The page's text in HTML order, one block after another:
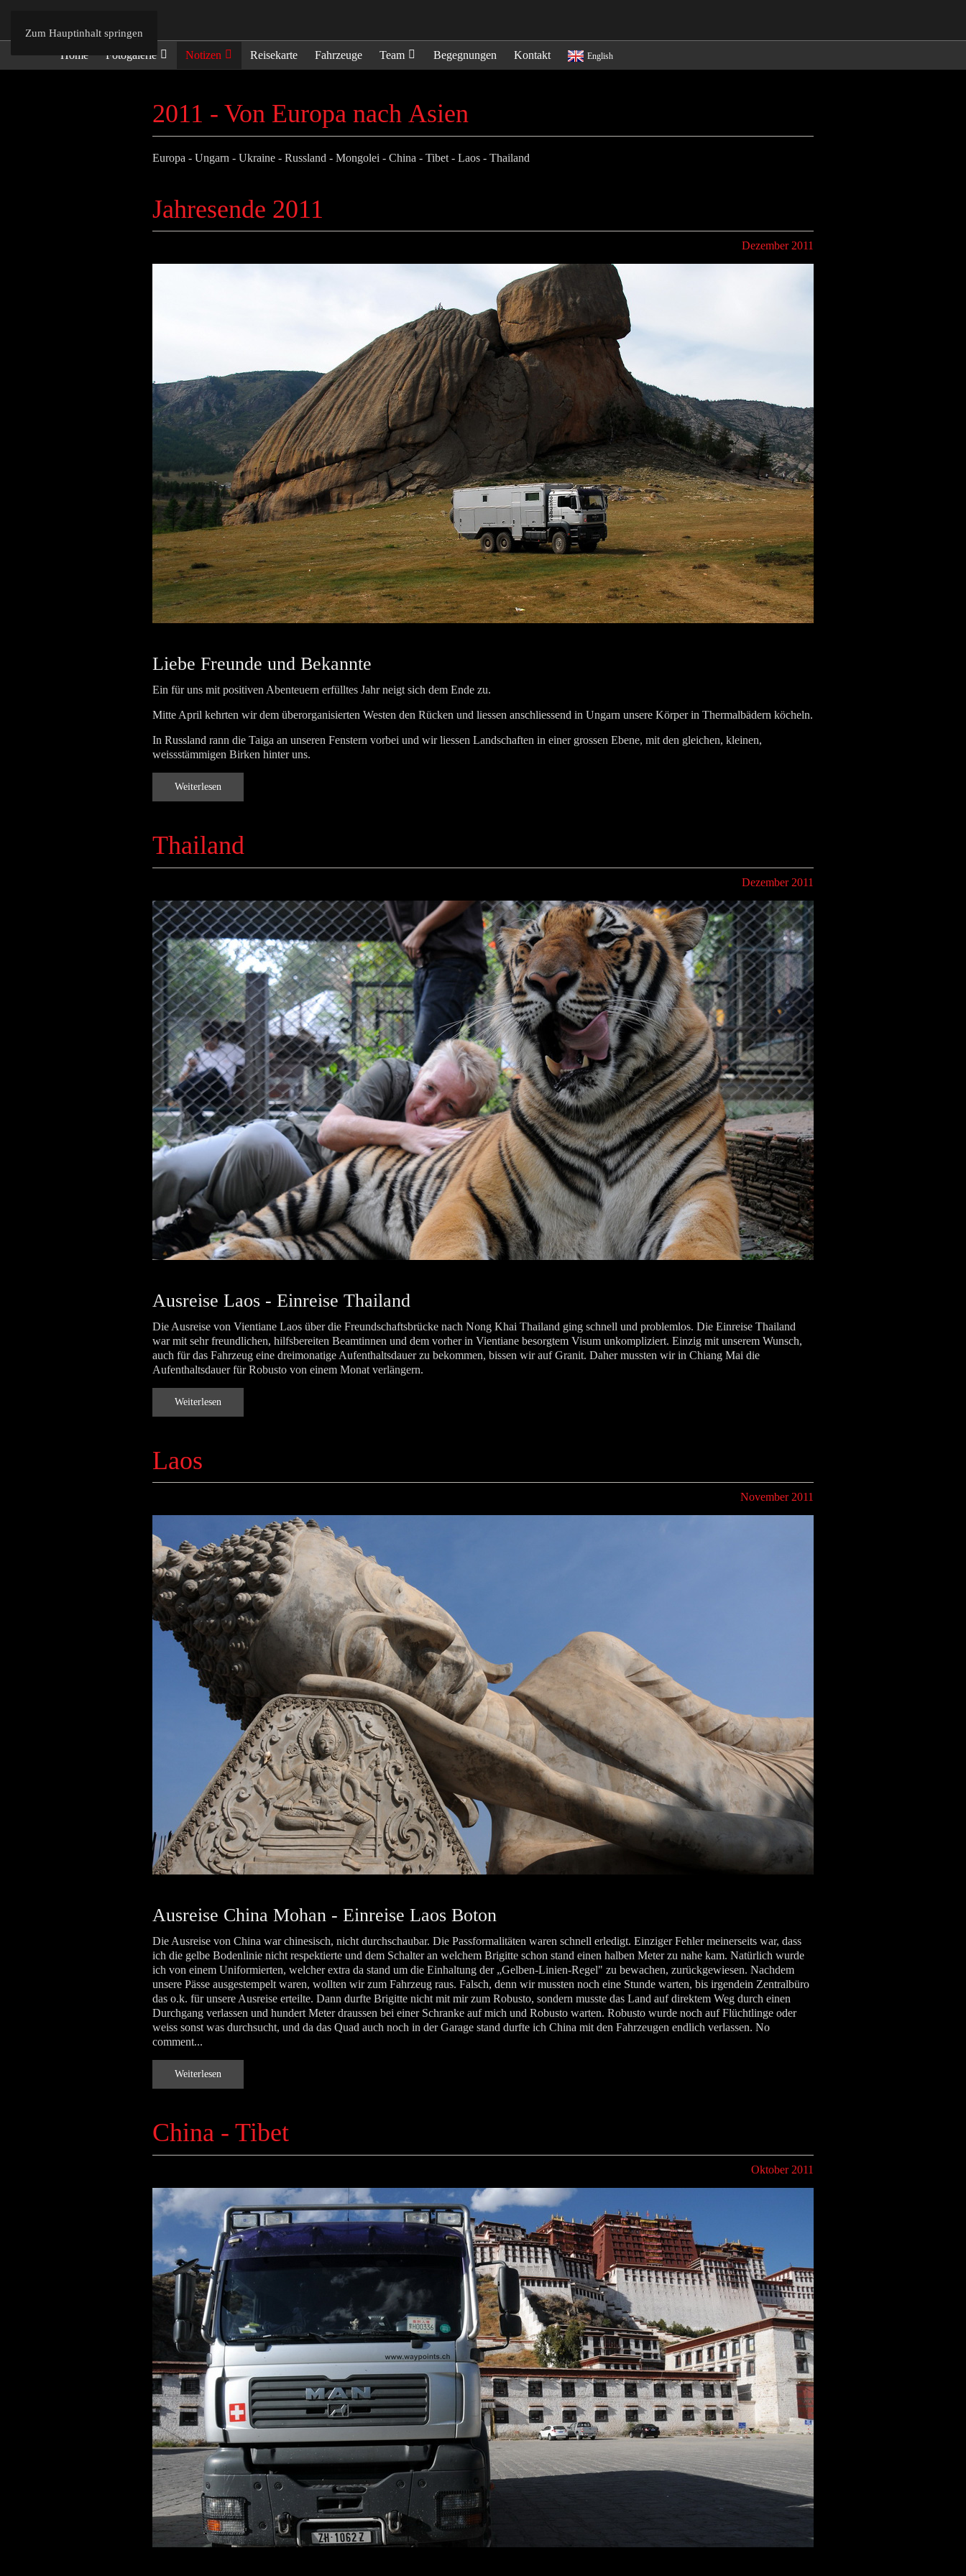
Zum Hauptinhalt springen
Home Fotogalerie Notizen Reisekarte Fahrzeuge Team Begegnungen Kontakt English
2011 - Von Europa nach Asien
Europa - Ungarn - Ukraine - Russland - Mongolei - China - Tibet - Laos - Thailand
Jahresende 2011
Dezember 2011
Liebe Freunde und Bekannte
Ein für uns mit positiven Abenteuern erfülltes Jahr neigt sich dem Ende zu.
Mitte April kehrten wir dem überorganisierten Westen den Rücken und liessen anschliessend in Ungarn unsere Körper in Thermalbädern köcheln.
In Russland rann die Taiga an unseren Fenstern vorbei und wir liessen Landschaften in einer grossen Ebene, mit den gleichen, kleinen,
weissstämmigen Birken hinter uns.
Weiterlesen
Thailand
Dezember 2011
Ausreise Laos - Einreise Thailand
Die Ausreise von Vientiane Laos über die Freundschaftsbrücke nach Nong Khai Thailand ging schnell und problemlos. Die Einreise Thailand
war mit sehr freundlichen, hilfsbereiten Beamtinnen und dem vorher in Vientiane besorgtem Visum unkompliziert. Einzig mit unserem Wunsch,
auch für das Fahrzeug eine dreimonatige Aufenthaltsdauer zu bekommen, bissen wir auf Granit. Daher mussten wir in Chiang Mai die
Aufenthaltsdauer für Robusto von einem Monat verlängern.
Weiterlesen
Laos
November 2011
Ausreise China Mohan - Einreise Laos Boton
Die Ausreise von China war chinesisch, nicht durchschaubar. Die Passformalitäten waren schnell erledigt. Einziger Fehler meinerseits war, dass
ich die gelbe Bodenlinie nicht respektierte und dem Schalter an welchem Brigitte schon stand einen halben Meter zu nahe kam. Natürlich wurde
ich von einem Uniformierten, welcher extra da stand um die Einhaltung der „Gelben-Linien-Regel" zu bewachen, zurückgewiesen. Nachdem
unsere Pässe ausgestempelt waren, wollten wir zum Fahrzeug raus. Falsch, denn wir mussten noch eine Stunde warten, bis irgendein Zentralbüro
das o.k. für unsere Ausreise erteilte. Dann durfte Brigitte nicht mit mir zum Robusto, sondern musste das Land auf direktem Weg durch einen
Durchgang verlassen und hundert Meter draussen bei einer Schranke auf mich und Robusto warten. Robusto wurde noch auf Flüchtlinge oder
weiss sonst was durchsucht, und da das Quad auch noch in der Garage stand durfte ich China mit den Fahrzeugen endlich verlassen. No
comment...
Weiterlesen
China - Tibet
Oktober 2011